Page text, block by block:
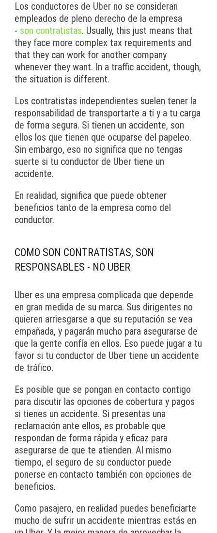
Los conductores de Uber no se consideran
empleados de pleno derecho de la empresa
- son contratistas. Usually, this just means that
they face more complex tax requirements and
that they can work for another company
whenever they want. In a traffic accident, though,
the situation is different.
Los contratistas independientes suelen tener la
responsabilidad de transportarte a ti y a tu carga
de forma segura. Si tienen un accidente, son
ellos los que tienen que ocuparse del papeleo.
Sin embargo, eso no significa que no tengas
suerte si tu conductor de Uber tiene un
accidente.
En realidad, significa que puede obtener
beneficios tanto de la empresa como del
conductor.
COMO SON CONTRATISTAS, SON
RESPONSABLES - NO UBER
Uber es una empresa complicada que depende
en gran medida de su marca. Sus dirigentes no
quieren arriesgarse a que su reputación se vea
empañada, y pagarán mucho para asegurarse de
que la gente confía en ellos. Eso puede jugar a tu
favor si tu conductor de Uber tiene un accidente
de tráfico.
Es posible que se pongan en contacto contigo
para discutir las opciones de cobertura y pagos
si tienes un accidente. Si presentas una
reclamación ante ellos, es probable que
respondan de forma rápida y eficaz para
asegurarse de que te atienden. Al mismo
tiempo, el seguro de su conductor puede
ponerse en contacto también con opciones de
beneficios.
Como pasajero, en realidad puedes beneficiarte
mucho de sufrir un accidente mientras estás en